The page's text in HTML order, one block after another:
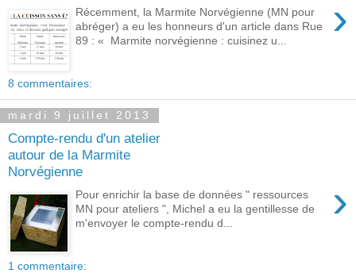
›
Récemment, la Marmite Norvégienne (MN pour
abréger) a eu les honneurs d'un article dans Rue
89 : « Marmite norvégienne : cuisinez u...
8 commentaires:
mardi 9 juillet 2013
Compte-rendu d'un atelier
autour de la Marmite
Norvégienne
›
Pour enrichir la base de données " ressources
MN pour ateliers ", Michel a eu la gentillesse de
m'envoyer le compte-rendu d...
1 commentaire: